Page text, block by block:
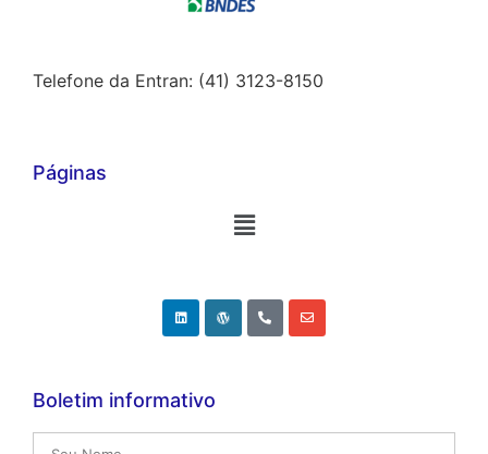
Telefone da Entran: (41) 3123-8150
Páginas
Boletim informativo